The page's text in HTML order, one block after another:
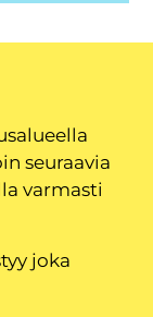
seuraavia
varmasti
joka